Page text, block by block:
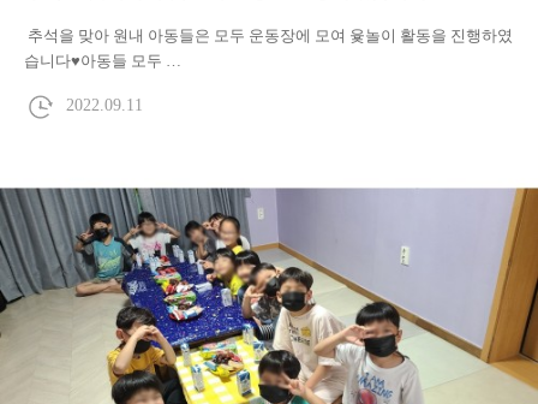
추석을 맞아 원내 아동들은 모두 운동장에 모여 윷놀이 활동을 진행하였
습니다♥아동들 모두 …
2022.09.11